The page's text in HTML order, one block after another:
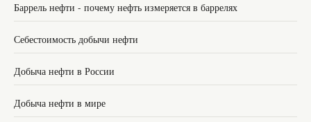
Баррель нефти - почему нефть измеряется в баррелях
Себестоимость добычи нефти
Добыча нефти в России
Добыча нефти в мире